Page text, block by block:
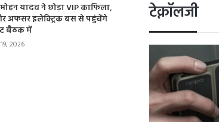
यादव ने छोड़ा VIP काफिला,
अफसर इलेक्ट्रिक बस से पहुंचेंगे
बैठक में
2026
टेक्नॉलजी